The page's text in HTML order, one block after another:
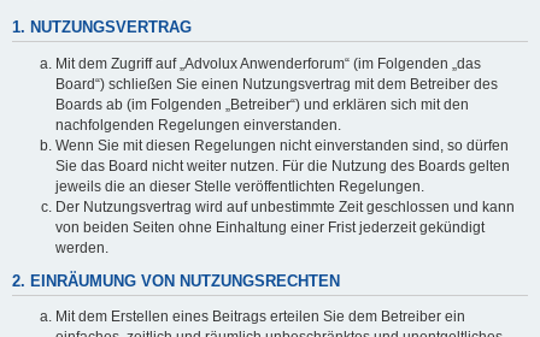
1. NUTZUNGSVERTRAG
Mit dem Zugriff auf „Advolux Anwenderforum“ (im Folgenden „das
Board“) schließen Sie einen Nutzungsvertrag mit dem Betreiber des
Boards ab (im Folgenden „Betreiber“) und erklären sich mit den
nachfolgenden Regelungen einverstanden.
Wenn Sie mit diesen Regelungen nicht einverstanden sind, so dürfen
Sie das Board nicht weiter nutzen. Für die Nutzung des Boards gelten
jeweils die an dieser Stelle veröffentlichten Regelungen.
Der Nutzungsvertrag wird auf unbestimmte Zeit geschlossen und kann
von beiden Seiten ohne Einhaltung einer Frist jederzeit gekündigt
werden.
2. EINRÄUMUNG VON NUTZUNGSRECHTEN
Mit dem Erstellen eines Beitrags erteilen Sie dem Betreiber ein